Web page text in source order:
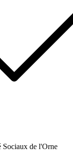
Sociaux de l'Orne